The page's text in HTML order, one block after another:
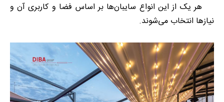
هر یک از این انواع سایبان‌ها بر اساس فضا و کاربری آن و
نیازها انتخاب می‌شوند.